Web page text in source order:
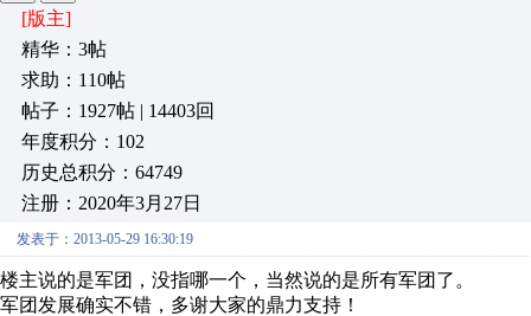
[版主]
精华：3帖
求助：110帖
帖子：1927帖 | 14403回
年度积分：102
历史总积分：64749
注册：2020年3月27日
发表于：2013-05-29 16:30:19
楼主说的是军团，没指哪一个，当然说的是所有军团了。
军团发展确实不错，多谢大家的鼎力支持！